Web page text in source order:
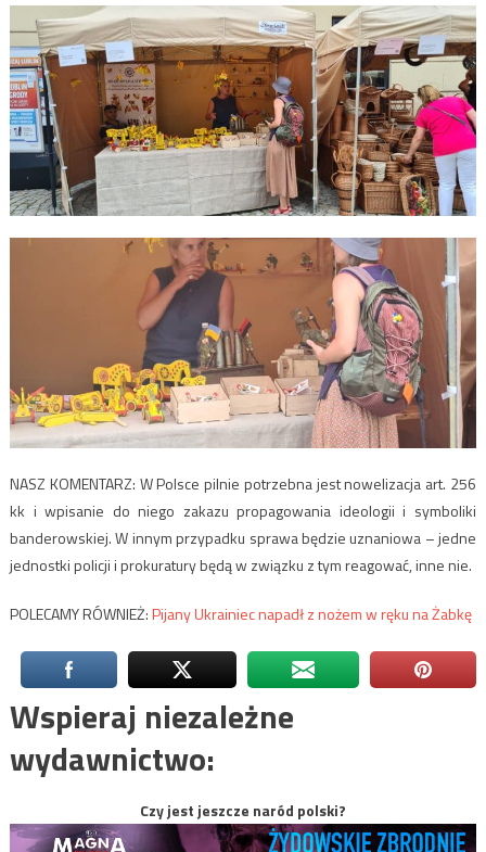
NASZ KOMENTARZ: W Polsce pilnie potrzebna jest nowelizacja art. 256
kk i wpisanie do niego zakazu propagowania ideologii i symboliki
banderowskiej. W innym przypadku sprawa będzie uznaniowa – jedne
jednostki policji i prokuratury będą w związku z tym reagować, inne nie.
POLECAMY RÓWNIEŻ:Pijany Ukrainiec napadł z nożem w ręku na Żabkę
Wspieraj niezależne
wydawnictwo:
Czy jest jeszcze naród polski?